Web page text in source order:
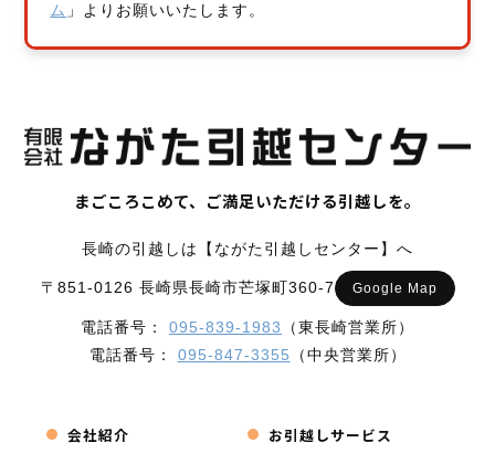
ム 」よりお願いいたします。
まごころこめて、ご満足いただける引越しを。
長崎の引越しは【ながた引越しセンター】へ
〒851-0126 長崎県長崎市芒塚町360-7 Google Map
電話番号： 095-839-1983
（東長崎営業所）
電話番号： 095-847-3355 （中央営業所）
会社紹介 お引越しサービス